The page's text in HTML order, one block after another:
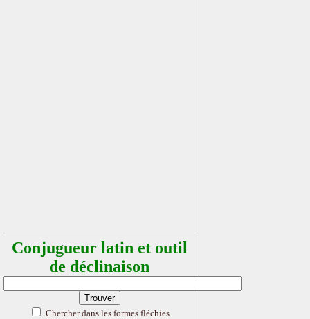
Conjugueur latin et outil
de déclinaison
Chercher dans les formes fléchies